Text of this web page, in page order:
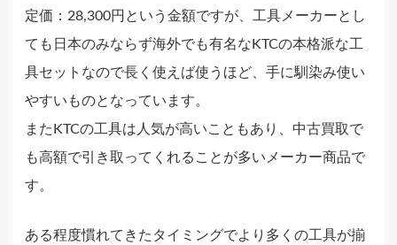
定価：28,300円という金額ですが、工具メーカーとし
ても日本のみならず海外でも有名なKTCの本格派な工
具セットなので長く使えば使うほど、手に馴染み使い
やすいものとなっています。
またKTCの工具は人気が高いこともあり、中古買取で
も高額で引き取ってくれることが多いメーカー商品で
す。
ある程度慣れてきたタイミングでより多くの工具が揃